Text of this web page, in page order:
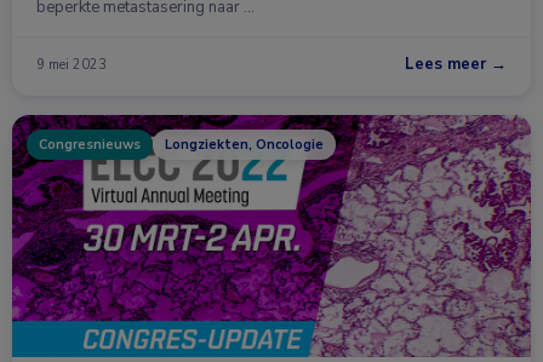
beperkte metastasering naar …
9 mei 2023 Lees meer →
Congresnieuws Longziekten, Oncologie